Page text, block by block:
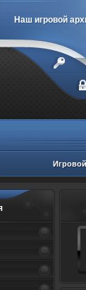
Наш игровой